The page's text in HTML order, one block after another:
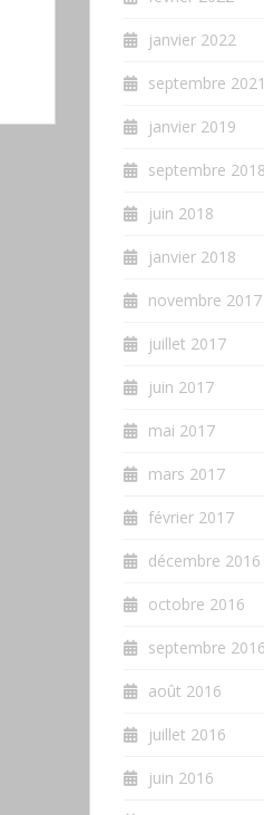
janvier 2022
septembre 2021
janvier 2019
septembre 2018
juin 2018
janvier 2018
novembre 2017
juillet 2017
juin 2017
mai 2017
mars 2017
février 2017
décembre 2016
octobre 2016
septembre 2016
août 2016
juillet 2016
juin 2016